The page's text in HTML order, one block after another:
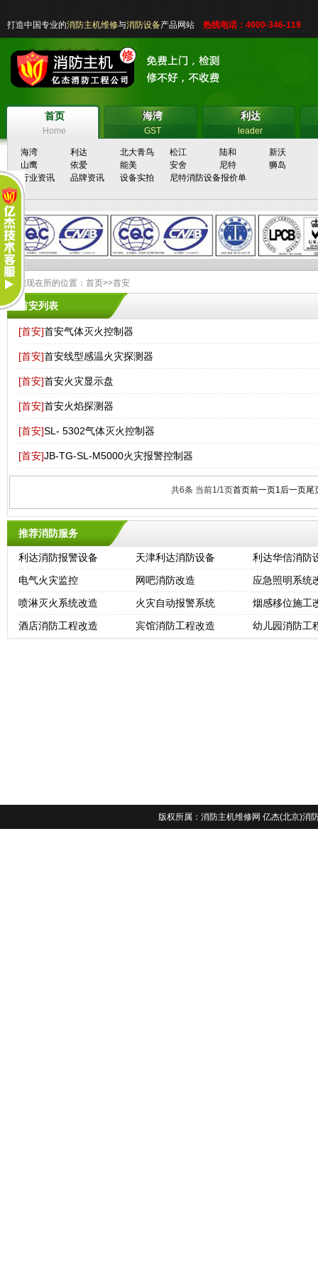
打造中国专业的消防主机维修与消防设备产品网站 热线电话：4000-346-119
首页 海湾 利达
首页
Home
海湾
GST
利达
leader
海湾 利达 北大青鸟 松江 陆和
新沃
山鹰
依爱 能美 安舍 尼特
狮岛
行业资讯
品牌资讯 设备实拍 尼特消防设备报价单
您现在所的位置： 首页>>首安
首安列表
[首安]首安气体灭火控制器
[首安]首安线型感温火灾探测器
[首安]首安火灾显示盘
[首安]首安火焰探测器
[首安]SL- 5302气体灭火控制器
[首安]JB-TG-SL-M5000火灾报警控制器
共6条 当前1/1页首页前一页1后一页尾
推荐消防服务
利达消防报警设备 天津利达消防设备
利达华信消防
电气火灾监控
网吧消防改造
应急照明系统
喷淋灭火系统改造
火灾自动报警系统
烟感移位施工
酒店消防工程改造
宾馆消防工程改造 幼儿园消防工
版权所属： 消防主机维修网 亿杰(北京)消